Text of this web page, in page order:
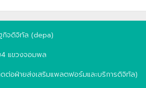
กิจดิจิทัล (depa)
แขวงจอมพล
ต่อฝ่ายส่งเสริมแพลตฟอร์มและบริการดิจิทัล)